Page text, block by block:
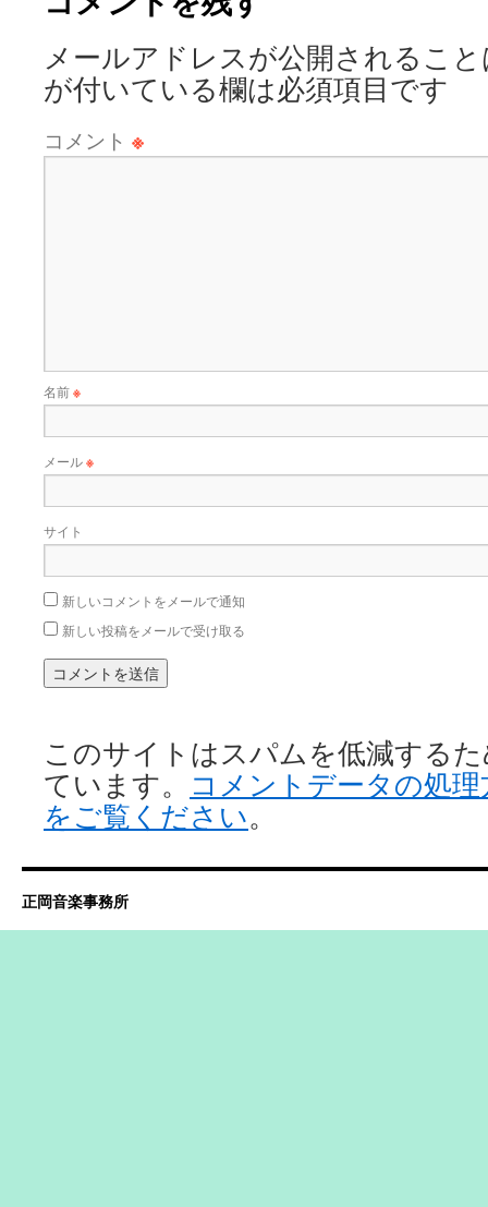
メールアドレスが公開されるこ
が付いている欄は必須項目です
コメント ※
名前※
メール※
サイト
新しいコメントをメールで通知
新しい投稿をメールで受け取る
このサイトはスパムを低減するた
ています。
コメントデータの処
をご覧ください。
正岡音楽事務所